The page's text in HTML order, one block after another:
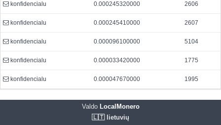
konfidencialu 0.000245320000 2606
konfidencialu 0.000245410000 2607
konfidencialu 0.000096100000 5104
konfidencialu 0.000033420000 1775
konfidencialu 0.000047670000 1995
ValdoLocalMonero
🇱🇹 lietuvių